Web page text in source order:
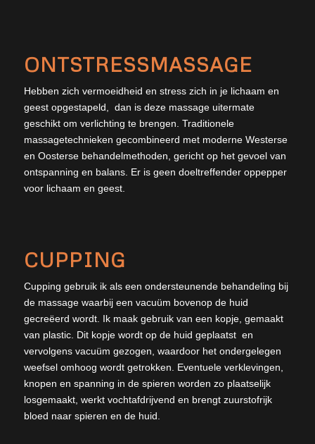
ONTSTRESSMASSAGE
Hebben zich vermoeidheid en stress zich in je lichaam en
geest opgestapeld, dan is deze massage uitermate
geschikt om verlichting te brengen. Traditionele
massagetechnieken gecombineerd met moderne Westerse
en Oosterse behandelmethoden, gericht op het gevoel van
ontspanning en balans. Er is geen doeltreffender oppepper
voor lichaam en geest.
CUPPING
Cupping gebruik ik als een ondersteunende behandeling bij
de massage waarbij een vacuüm bovenop de huid
gecreëerd wordt. Ik maak gebruik van een kopje, gemaakt
van plastic. Dit kopje wordt op de huid geplaatst en
vervolgens vacuüm gezogen, waardoor het ondergelegen
weefsel omhoog wordt getrokken. Eventuele verklevingen,
knopen en spanning in de spieren worden zo plaatselijk
losgemaakt, werkt vochtafdrijvend en brengt zuurstofrijk
bloed naar spieren en de huid.